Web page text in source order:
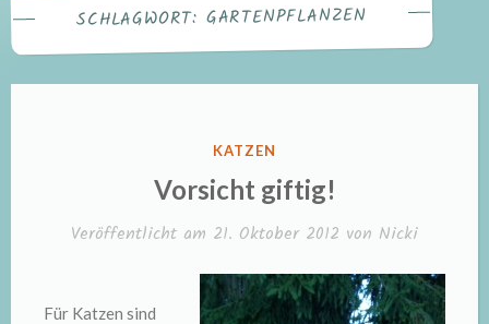
SCHLAGWORT: GARTENPFLANZEN
VERÖFFENTLICHT
KATZEN
Vorsicht giftig!
Veröffentlicht am 21. Oktober 2012 von Nicki
Für Katzen sind